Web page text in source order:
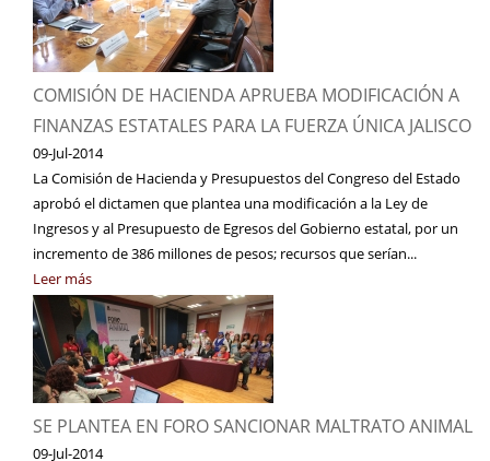
COMISIÓN DE HACIENDA APRUEBA MODIFICACIÓN A
FINANZAS ESTATALES PARA LA FUERZA ÚNICA JALISCO
09-Jul-2014
La Comisión de Hacienda y Presupuestos del Congreso del Estado
aprobó el dictamen que plantea una modificación a la Ley de
Ingresos y al Presupuesto de Egresos del Gobierno estatal, por un
incremento de 386 millones de pesos; recursos que serían...
Leer más
SE PLANTEA EN FORO SANCIONAR MALTRATO ANIMAL
09-Jul-2014